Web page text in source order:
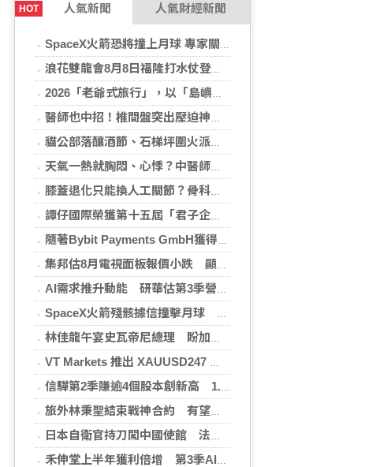
HOT 人氣新聞 人氣財經新聞
SpaceX火箭恐將撞上月球 專家關注衝擊後果
浪花雙龍會8月8日福隆打水仗登場 尚有免費名額快報名，還可抽住宿券！
2026「老爺式旅行」，以「島嶼的弦外之音」為題 帶旅人開箱歌劇院後台、探訪地下舞廳年代及體驗民歌
醫師也中招！椎間盤突出壓迫神經 微創內視鏡手術助重返正常生活
貓公部落釀酒節、石梯坪圍火派對 分別在中秋與國慶連假登場
天氣一熱就胸悶、心悸？中醫師提醒：高溫讓心臟負擔大增，別輕忽身體警訊
膝蓋退化只能換人工關節？骨科醫師解析「退化性關節炎」治療評估
譚仔國際榮獲第十五屆「君子企業獎」 卓越ESG及營商表現備受肯定
隨著Bybit Payments GmbH獲得電子貨幣機構牌照，Bybit.eu進一步拓展其在歐洲的業務布局
集邦估8月電視面板報價小跌 顯示器及NB面板持平
AI需求推升動能 研華估第3季營收雙增、毛利率持穩
SpaceX火箭殘骸據信撞擊月球 無即時畫面暫難確認
林佳龍午宴史瓦帝尼總理 盼加強各領域雙邊合作
VT Markets 推出 XAUUSD247 重新定義黃金交易時間
信驊第2季賺逾4個股本創新高 1.87億元參與M31私募
旅外林秉聖結束戰神合約 有望加盟PLG洋基工程
日本自衛官持刀闖中國使館 法庭上稱促中國改變外交
禾伸堂上半年獲利倍增 第3季AI用MLCC需求看旺